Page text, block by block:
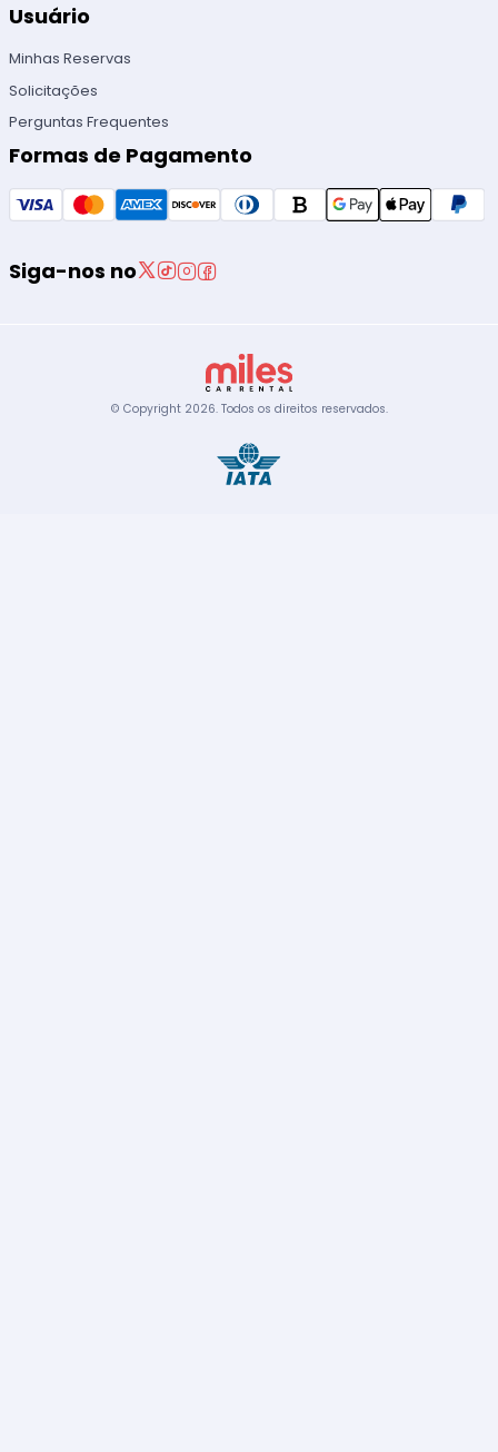
Usuário
Minhas Reservas
Solicitações
Perguntas Frequentes
Formas de Pagamento
Siga-nos no
© Copyright 2026. Todos os direitos reservados.